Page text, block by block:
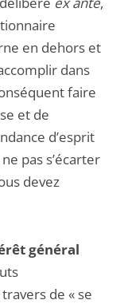
en dehors et
dans
faire
et de
d’esprit
pas s’écarter
devez
général
de « se